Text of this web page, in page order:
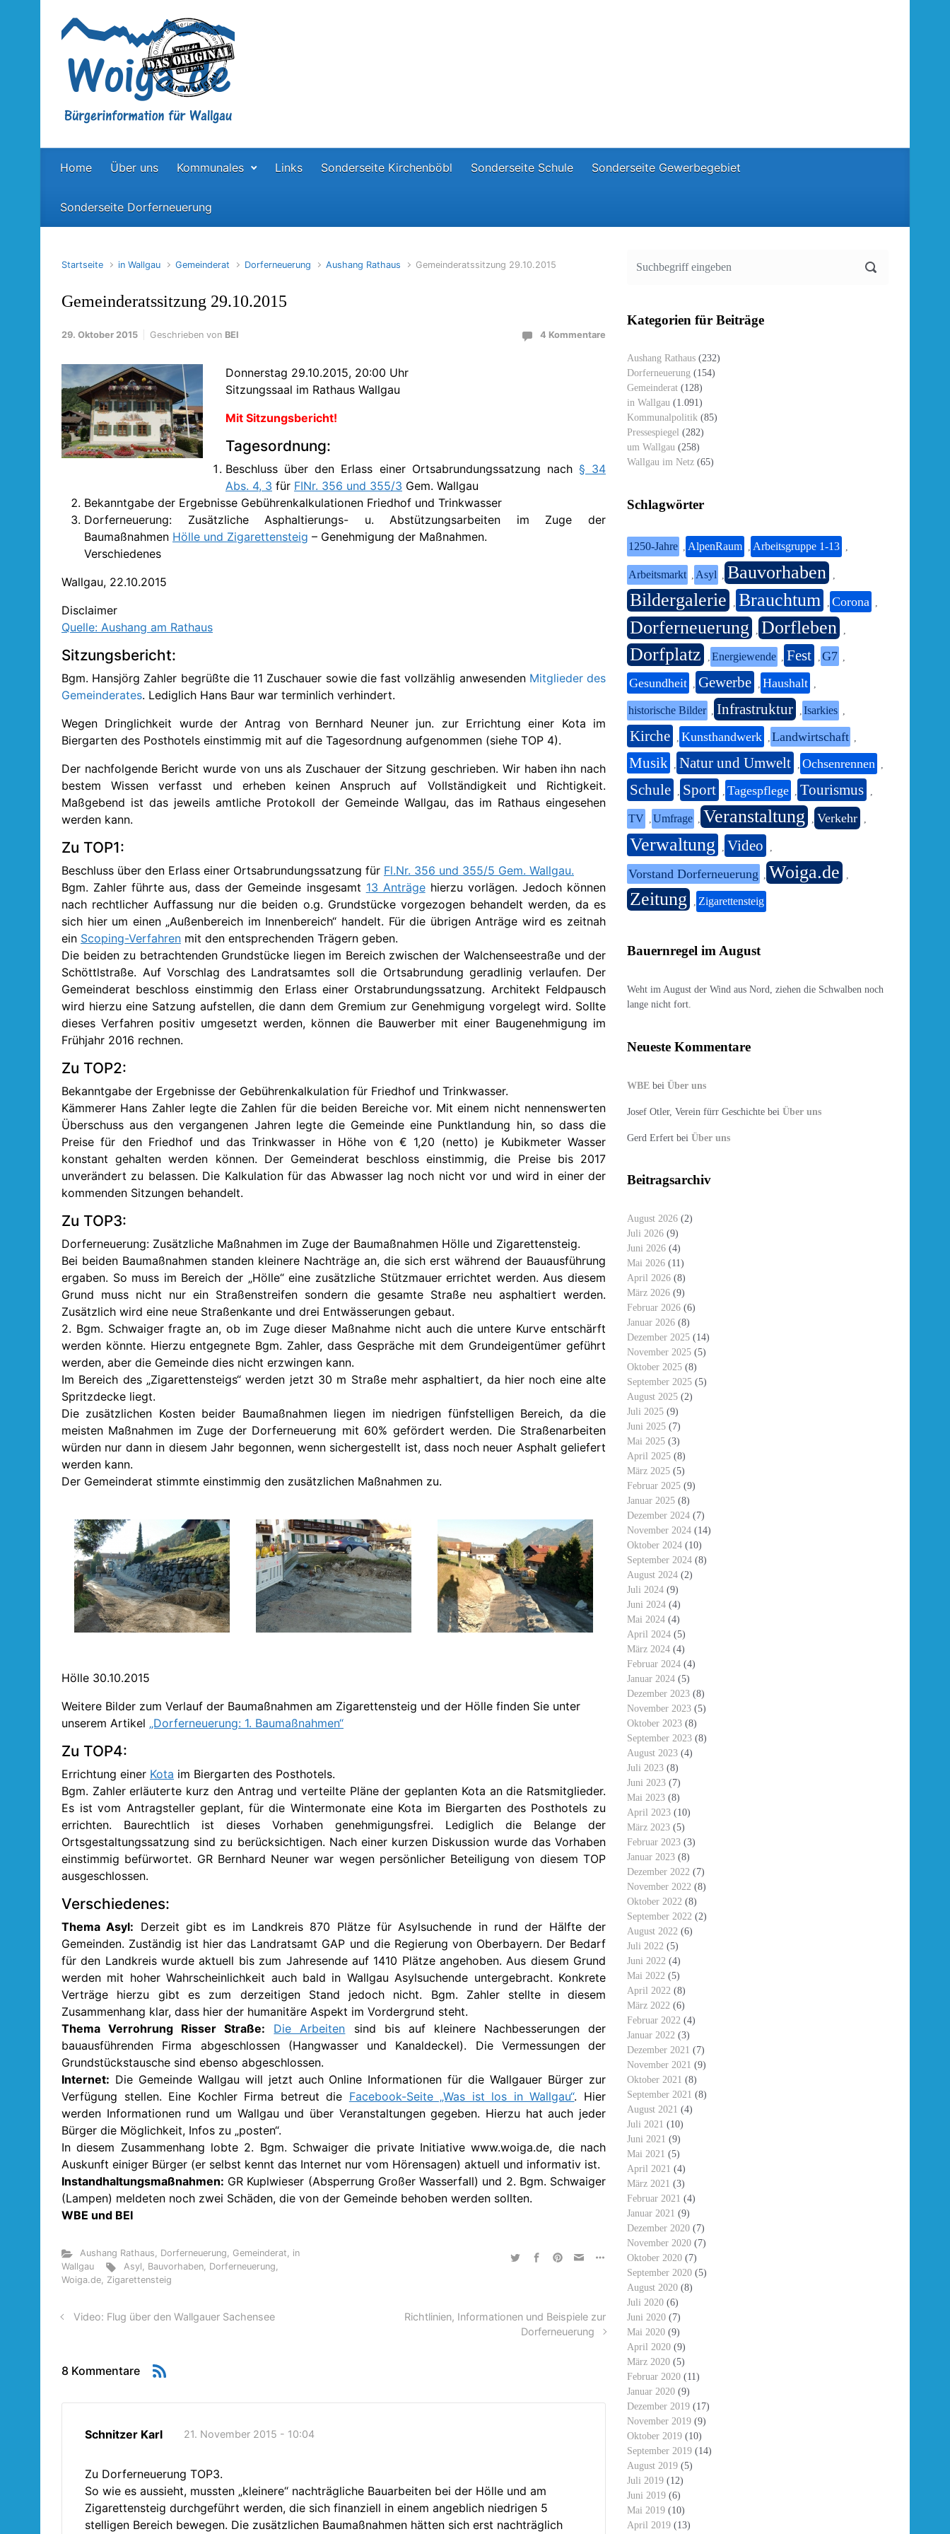
Home Über uns Kommunales Links Sonderseite Kirchenböbl Sonderseite Schule Sonderseite Gewerbegebiet
Sonderseite Dorferneuerung
Startseite in Wallgau Gemeinderat Dorferneuerung Aushang Rathaus Gemeinderatssitzung 29.10.2015
Gemeinderatssitzung 29.10.2015
29. Oktober 2015 Geschrieben von BEI 4 Kommentare
Donnerstag 29.10.2015, 20:00 Uhr
Sitzungssaal im Rathaus Wallgau
Mit Sitzungsbericht!
Tagesordnung:
Beschluss über den Erlass einer Ortsabrundungssatzung nach § 34
Abs. 4, 3 für FINr. 356 und 355/3 Gem. Wallgau
Bekanntgabe der Ergebnisse Gebührenkalkulationen Friedhof und Trinkwasser
Dorferneuerung: Zusätzliche Asphaltierungs- u. Abstützungsarbeiten im Zuge der
Baumaßnahmen Hölle und Zigarettensteig – Genehmigung der Maßnahmen.
Verschiedenes
Wallgau, 22.10.2015
Disclaimer
Quelle: Aushang am Rathaus
Sitzungsbericht:
Bgm. Hansjörg Zahler begrüßte die 11 Zuschauer sowie die fast vollzählig anwesenden Mitglieder des
Gemeinderates. Lediglich Hans Baur war terminlich verhindert.
Wegen Dringlichkeit wurde der Antrag von Bernhard Neuner jun. zur Errichtung einer Kota im
Biergarten des Posthotels einstimmig mit auf die Tagesordnung aufgenommen (siehe TOP 4).
Der nachfolgende Bericht wurde von uns als Zuschauer der Sitzung geschrieben. Wir haben ihn nach
bestem Wissen verfasst und erheben keinen Anspruch auf Vollständigkeit und Richtigkeit.
Maßgebend ist das jeweils amtliche Protokoll der Gemeinde Wallgau, das im Rathaus eingesehen
werden kann.
Zu TOP1:
Beschluss über den Erlass einer Ortsabrundungssatzung für Fl.Nr. 356 und 355/5 Gem. Wallgau.
Bgm. Zahler führte aus, dass der Gemeinde insgesamt 13 Anträgehierzu vorlägen. Jedoch können
nach rechtlicher Auffassung nur die beiden o.g. Grundstücke vorgezogen behandelt werden, da es
sich hier um einen „Außenbereich im Innenbereich“ handelt. Für die übrigen Anträge wird es zeitnah
ein Scoping-Verfahren mit den entsprechenden Trägern geben.
Die beiden zu betrachtenden Grundstücke liegen im Bereich zwischen der Walchenseestraße und der
Schöttlstraße. Auf Vorschlag des Landratsamtes soll die Ortsabrundung geradlinig verlaufen. Der
Gemeinderat beschloss einstimmig den Erlass einer Orstabrundungssatzung. Architekt Feldpausch
wird hierzu eine Satzung aufstellen, die dann dem Gremium zur Genehmigung vorgelegt wird. Sollte
dieses Verfahren positiv umgesetzt werden, können die Bauwerber mit einer Baugenehmigung im
Frühjahr 2016 rechnen.
Zu TOP2:
Bekanntgabe der Ergebnisse der Gebührenkalkulation für Friedhof und Trinkwasser.
Kämmerer Hans Zahler legte die Zahlen für die beiden Bereiche vor. Mit einem nicht nennenswerten
Überschuss aus den vergangenen Jahren legte die Gemeinde eine Punktlandung hin, so dass die
Preise für den Friedhof und das Trinkwasser in Höhe von € 1,20 (netto) je Kubikmeter Wasser
konstant gehalten werden können. Der Gemeinderat beschloss einstimmig, die Preise bis 2017
unverändert zu belassen. Die Kalkulation für das Abwasser lag noch nicht vor und wird in einer der
kommenden Sitzungen behandelt.
Zu TOP3:
Dorferneuerung: Zusätzliche Maßnahmen im Zuge der Baumaßnahmen Hölle und Zigarettensteig.
Bei beiden Baumaßnahmen standen kleinere Nachträge an, die sich erst während der Bauausführung
ergaben. So muss im Bereich der „Hölle“ eine zusätzliche Stützmauer errichtet werden. Aus diesem
Grund muss nicht nur ein Straßenstreifen sondern die gesamte Straße neu asphaltiert werden.
Zusätzlich wird eine neue Straßenkante und drei Entwässerungen gebaut.
2. Bgm. Schwaiger fragte an, ob im Zuge dieser Maßnahme nicht auch die untere Kurve entschärft
werden könnte. Hierzu entgegnete Bgm. Zahler, dass Gespräche mit dem Grundeigentümer geführt
werden, aber die Gemeinde dies nicht erzwingen kann.
Im Bereich des „Zigarettensteigs“ werden jetzt 30 m Straße mehr asphaltiert, da hier noch eine alte
Spritzdecke liegt.
Die zusätzlichen Kosten beider Baumaßnahmen liegen im niedrigen fünfstelligen Bereich, da die
meisten Maßnahmen im Zuge der Dorferneuerung mit 60% gefördert werden. Die Straßenarbeiten
würden nur dann in diesem Jahr begonnen, wenn sichergestellt ist, dass noch neuer Asphalt geliefert
werden kann.
Der Gemeinderat stimmte einstimmig den zusätzlichen Maßnahmen zu.
Hölle 30.10.2015
Weitere Bilder zum Verlauf der Baumaßnahmen am Zigarettensteig und der Hölle finden Sie unter
unserem Artikel „Dorferneuerung: 1. Baumaßnahmen“
Zu TOP4:
Errichtung einer Kota im Biergarten des Posthotels.
Bgm. Zahler erläuterte kurz den Antrag und verteilte Pläne der geplanten Kota an die Ratsmitglieder.
Es ist vom Antragsteller geplant, für die Wintermonate eine Kota im Biergarten des Posthotels zu
errichten. Baurechtlich ist dieses Vorhaben genehmigungsfrei. Lediglich die Belange der
Ortsgestaltungssatzung sind zu berücksichtigen. Nach einer kurzen Diskussion wurde das Vorhaben
einstimmig befürwortet. GR Bernhard Neuner war wegen persönlicher Beteiligung von diesem TOP
ausgeschlossen.
Verschiedenes:
Thema Asyl: Derzeit gibt es im Landkreis 870 Plätze für Asylsuchende in rund der Hälfte der
Gemeinden. Zuständig ist hier das Landratsamt GAP und die Regierung von Oberbayern. Der Bedarf
für den Landkreis wurde aktuell bis zum Jahresende auf 1410 Plätze angehoben. Aus diesem Grund
werden mit hoher Wahrscheinlichkeit auch bald in Wallgau Asylsuchende untergebracht. Konkrete
Verträge hierzu gibt es zum derzeitigen Stand jedoch nicht. Bgm. Zahler stellte in diesem
Zusammenhang klar, dass hier der humanitäre Aspekt im Vordergrund steht.
Thema Verrohrung Risser Straße:
Die Arbeiten sind bis auf kleinere Nachbesserungen der
bauausführenden Firma abgeschlossen (Hangwasser und Kanaldeckel). Die Vermessungen der
Grundstückstausche sind ebenso abgeschlossen.
Internet: Die Gemeinde Wallgau will jetzt auch Online Informationen für die Wallgauer Bürger zur
Verfügung stellen. Eine Kochler Firma betreut die Facebook-Seite „Was ist los in Wallgau“. Hier
werden Informationen rund um Wallgau und über Veranstaltungen gegeben. Hierzu hat auch jeder
Bürger die Möglichkeit, Infos zu „posten“.
In diesem Zusammenhang lobte 2. Bgm. Schwaiger die private Initiative www.woiga.de, die nach
Auskunft einiger Bürger (er selbst kennt das Internet nur vom Hörensagen) aktuell und informativ ist.
Instandhaltungsmaßnahmen: GR Kuplwieser (Absperrung Großer Wasserfall) und 2. Bgm. Schwaiger
(Lampen) meldeten noch zwei Schäden, die von der Gemeinde behoben werden sollten.
WBE und BEI
Aushang Rathaus, Dorferneuerung, Gemeinderat, in
Wallgau
Asyl, Bauvorhaben, Dorferneuerung,
Woiga.de, Zigarettensteig
Video: Flug über den Wallgauer Sachensee
Richtlinien, Informationen und Beispiele zur
Dorferneuerung
8 Kommentare
Schnitzer Karl 21. November 2015 - 10:04
Zu Dorferneuerung TOP3.
So wie es aussieht, mussten „kleinere“ nachträgliche Bauarbeiten bei der Hölle und am
Zigarettensteig durchgeführt werden, die sich finanziell in einem angeblich niedrigen 5
stelligen Bereich bewegen. Die zusätzlichen Baumaßnahmen hätten sich erst nachträglich
Kategorien für Beiträge
Aushang Rathaus (232)
Dorferneuerung (154)
Gemeinderat (128)
in Wallgau (1.091)
Kommunalpolitik (85)
Pressespiegel (282)
um Wallgau (258)
Wallgau im Netz (65)
Schlagwörter
1250-Jahre AlpenRaum Arbeitsgruppe 1-13
Arbeitsmarkt Asyl Bauvorhaben
Bildergalerie Brauchtum Corona
Dorferneuerung Dorfleben
Dorfplatz Energiewende Fest G7
Gesundheit Gewerbe Haushalt
historische Bilder Infrastruktur Isarkies
Kirche Kunsthandwerk Landwirtschaft
Musik Natur und Umwelt Ochsenrennen
Schule Sport Tagespflege Tourismus
TV Umfrage Veranstaltung Verkehr
Verwaltung Video
Vorstand Dorferneuerung Woiga.de
Zeitung Zigarettensteig
Bauernregel im August
Weht im August der Wind aus Nord, ziehen die Schwalben noch
lange nicht fort.
Neueste Kommentare
WBE bei Über uns
Josef Otler, Verein fürr Geschichte bei Über uns
Gerd Erfert bei Über uns
Beitragsarchiv
August 2026 (2)
Juli 2026 (9)
Juni 2026 (4)
Mai 2026 (11)
April 2026 (8)
März 2026 (9)
Februar 2026 (6)
Januar 2026 (8)
Dezember 2025 (14)
November 2025 (5)
Oktober 2025 (8)
September 2025 (5)
August 2025 (2)
Juli 2025 (9)
Juni 2025 (7)
Mai 2025 (3)
April 2025 (8)
März 2025 (5)
Februar 2025 (9)
Januar 2025 (8)
Dezember 2024 (7)
November 2024 (14)
Oktober 2024 (10)
September 2024 (8)
August 2024 (2)
Juli 2024 (9)
Juni 2024 (4)
Mai 2024 (4)
April 2024 (5)
März 2024 (4)
Februar 2024 (4)
Januar 2024 (5)
Dezember 2023 (8)
November 2023 (5)
Oktober 2023 (8)
September 2023 (8)
August 2023 (4)
Juli 2023 (8)
Juni 2023 (7)
Mai 2023 (8)
April 2023 (10)
März 2023 (5)
Februar 2023 (3)
Januar 2023 (8)
Dezember 2022 (7)
November 2022 (8)
Oktober 2022 (8)
September 2022 (2)
August 2022 (6)
Juli 2022 (5)
Juni 2022 (4)
Mai 2022 (5)
April 2022 (8)
März 2022 (6)
Februar 2022 (4)
Januar 2022 (3)
Dezember 2021 (7)
November 2021 (9)
Oktober 2021 (8)
September 2021 (8)
August 2021 (4)
Juli 2021 (10)
Juni 2021 (9)
Mai 2021 (5)
April 2021 (4)
März 2021 (3)
Februar 2021 (4)
Januar 2021 (9)
Dezember 2020 (7)
November 2020 (7)
Oktober 2020 (7)
September 2020 (5)
August 2020 (8)
Juli 2020 (6)
Juni 2020 (7)
Mai 2020 (9)
April 2020 (9)
März 2020 (5)
Februar 2020 (11)
Januar 2020 (9)
Dezember 2019 (17)
November 2019 (9)
Oktober 2019 (10)
September 2019 (14)
August 2019 (5)
Juli 2019 (12)
Juni 2019 (6)
Mai 2019 (10)
April 2019 (13)